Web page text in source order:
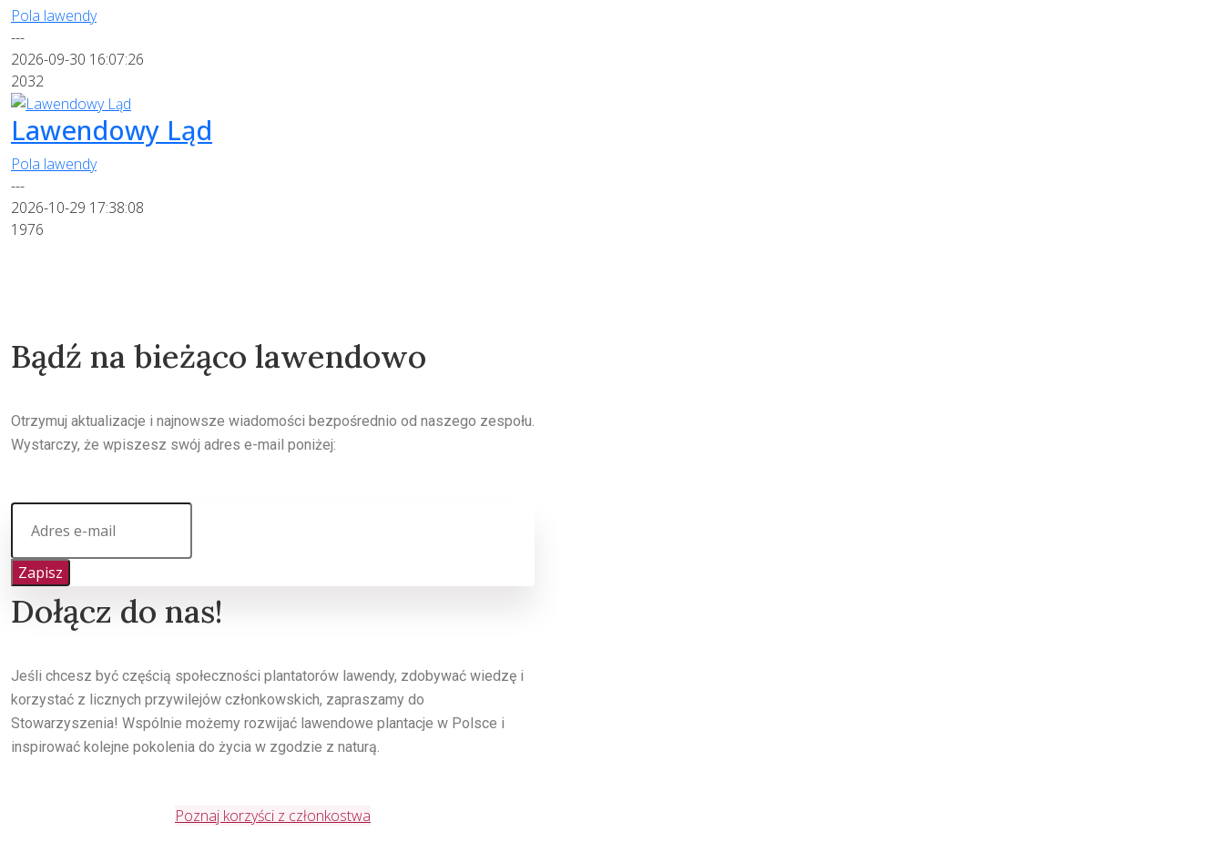
Pola lawendy
---
2026-09-30 16:07:26
2032
Lawendowy Ląd
Pola lawendy
---
2026-10-29 17:38:08
1976
Bądź na bieżąco lawendowo
Otrzymuj aktualizacje i najnowsze wiadomości bezpośrednio od naszego zespołu.
Wystarczy, że wpiszesz swój adres e-mail poniżej:
Zapisz
Dołącz do nas!
Jeśli chcesz być częścią społeczności plantatorów lawendy, zdobywać wiedzę i
korzystać z licznych przywilejów członkowskich, zapraszamy do
Stowarzyszenia! Wspólnie możemy rozwijać lawendowe plantacje w Polsce i
inspirować kolejne pokolenia do życia w zgodzie z naturą.
Poznaj korzyści z członkostwa